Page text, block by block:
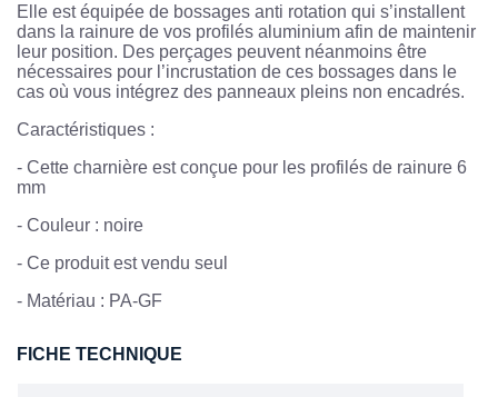
Elle est équipée de bossages anti rotation qui s’installent
dans la rainure de vos profilés aluminium afin de maintenir
leur position. Des perçages peuvent néanmoins être
nécessaires pour l’incrustation de ces bossages dans le
cas où vous intégrez des panneaux pleins non encadrés.
Caractéristiques :
- Cette charnière est conçue pour les profilés de rainure 6
mm
- Couleur : noire
- Ce produit est vendu seul
- Matériau : PA-GF
FICHE TECHNIQUE